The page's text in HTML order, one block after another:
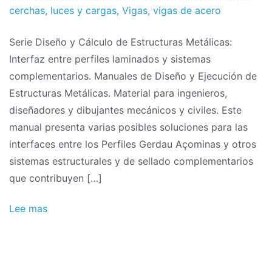
cerchas, luces y cargas, Vigas, vigas de acero
Serie Diseño y Cálculo de Estructuras Metálicas:
Interfaz entre perfiles laminados y sistemas
complementarios. Manuales de Diseño y Ejecución de
Estructuras Metálicas. Material para ingenieros,
diseñadores y dibujantes mecánicos y civiles. Este
manual presenta varias posibles soluciones para las
interfaces entre los Perfiles Gerdau Açominas y otros
sistemas estructurales y de sellado complementarios
que contribuyen […]
Lee mas